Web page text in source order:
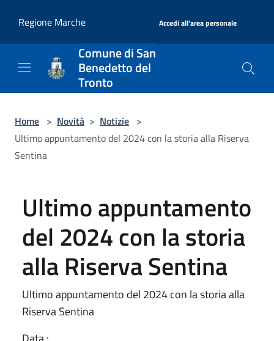
Regione Marche
Accedi all'area personale
Comune di San
Benedetto del
Tronto
Home > Novità > Notizie >
Ultimo appuntamento del 2024 con la storia alla Riserva
Sentina
Ultimo appuntamento
del 2024 con la storia
alla Riserva Sentina
Ultimo appuntamento del 2024 con la storia alla
Riserva Sentina